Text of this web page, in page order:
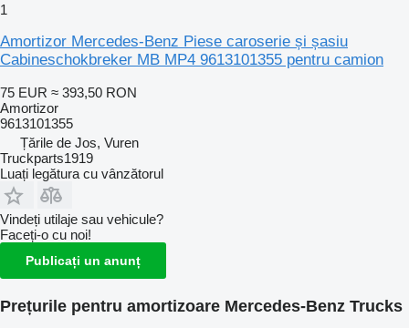
1
Amortizor Mercedes-Benz Piese caroserie și șasiu
Cabineschokbreker MB MP4 9613101355 pentru camion
75 EUR ≈ 393,50 RON
Amortizor
9613101355
Țările de Jos, Vuren
Truckparts1919
Luați legătura cu vânzătorul
Vindeți utilaje sau vehicule?
Faceți-o cu noi!
Publicați un anunț
Prețurile pentru amortizoare Mercedes-Benz Trucks